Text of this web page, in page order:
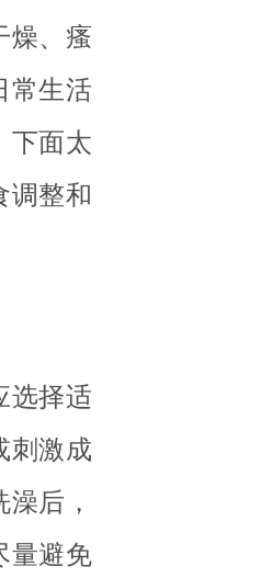
燥、瘙
常生活
下面太
调整和
选择适
刺激成
后，
量避免